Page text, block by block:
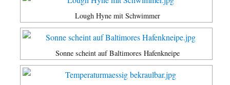
Lough Hyne mit Schwimmer
Sonne scheint auf Baltimores Hafenkneipe